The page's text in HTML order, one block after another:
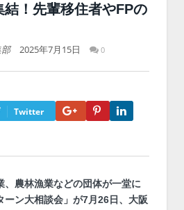
！先輩移住者やFPの
2025年7月15日 0
Twitter Google+Pinterest
、農林漁業などの団体が一堂に
ーン大相談会」が7月26日、大阪